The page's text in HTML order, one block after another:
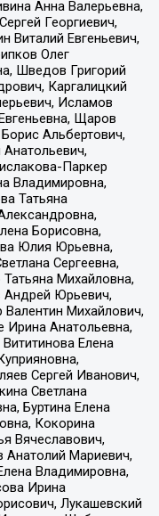
Анна Валерьевна,
Георгиевич,
Виталий Евгеньевич,
Олег
Шведов Григорий
Каргалицкий
Исламов
Щаров
Альбертович,
Паркер
Владимировна,
Татьяна
Борисовна,
Юлия Юрьевна,
Сергеевна,
Михайловна,
Андрей Юрьевич,
Михайлович,
Ирина Анатольевна,
Елена
Сергей Иванович,
Светлана
Буртина Елена
Кокорина
Вячеславович,
Анатолий Мариевич,
Владимировна,
Ирина
Лукашевский